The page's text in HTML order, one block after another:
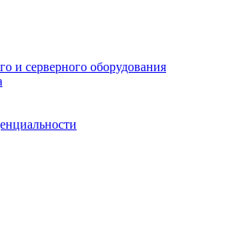
и серверного оборудования